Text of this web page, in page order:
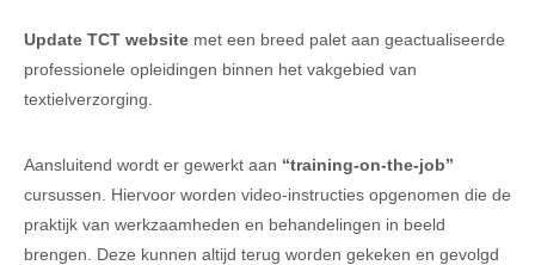
Update TCT website met een breed palet aan geactualiseerde
professionele opleidingen binnen het vakgebied van
textielverzorging.
Aansluitend wordt er gewerkt aan “training-on-the-job”
cursussen. Hiervoor worden video-instructies opgenomen die de
praktijk van werkzaamheden en behandelingen in beeld
brengen. Deze kunnen altijd terug worden gekeken en gevolgd